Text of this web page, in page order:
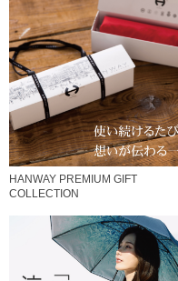
HANWAY PREMIUM GIFT
COLLECTION